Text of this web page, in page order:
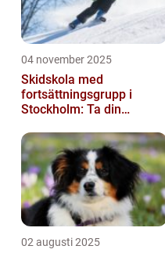
04 november 2025
Skidskola med
fortsättningsgrupp i
Stockholm: Ta din
02 augusti 2025